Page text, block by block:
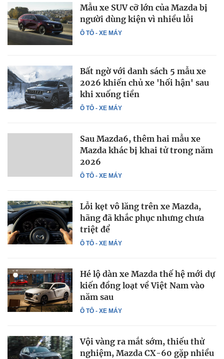
Ô TÔ - XE MÁY
Mẫu xe SUV cỡ lớn của Mazda bị
người dùng kiện vì nhiều lỗi
Ô TÔ - XE MÁY
Bất ngờ với danh sách 5 mẫu xe
2026 khiến chủ xe 'hối hận' sau
khi xuống tiền
Ô TÔ - XE MÁY
Sau Mazda6, thêm hai mẫu xe
Mazda khác bị khai tử trong năm
2026
Ô TÔ - XE MÁY
Lỗi kẹt vô lăng trên xe Mazda,
hãng đã khắc phục nhưng chưa
triệt để
Ô TÔ - XE MÁY
Hé lộ dàn xe Mazda thế hệ mới dự
kiến đồng loạt về Việt Nam vào
năm sau
Vội vàng ra mắt sớm, thiếu thử
nghiệm, Mazda CX-60 gặp nhiều